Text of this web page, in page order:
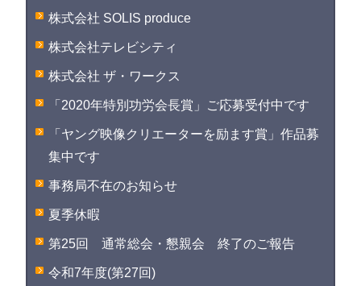
株式会社 SOLIS produce
株式会社テレビシティ
株式会社 ザ・ワークス
「2020年特別功労会長賞」ご応募受付中です
「ヤング映像クリエーターを励ます賞」作品募
集中です
事務局不在のお知らせ
夏季休暇
第25回 通常総会・懇親会 終了のご報告
令和7年度(第27回)